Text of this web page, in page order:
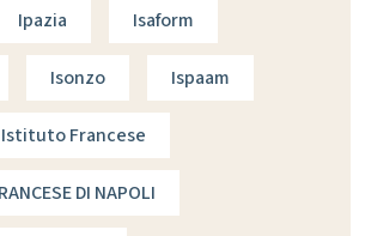
Ipazia Isaform
Isonzo Ispaam
Istituto Francese
DI NAPOLI